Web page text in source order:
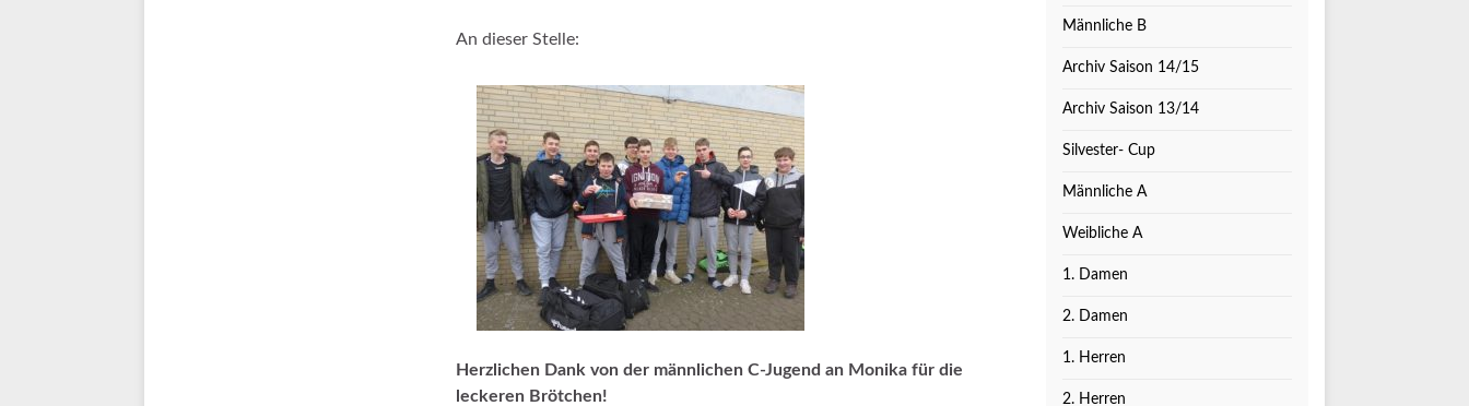
An dieser Stelle:
Herzlichen Dank von der männlichen C-Jugend an Monika für die
leckeren Brötchen!
Männliche B
Archiv Saison 14/15
Archiv Saison 13/14
Silvester- Cup
Männliche A
Weibliche A
1. Damen
2. Damen
1. Herren
2. Herren